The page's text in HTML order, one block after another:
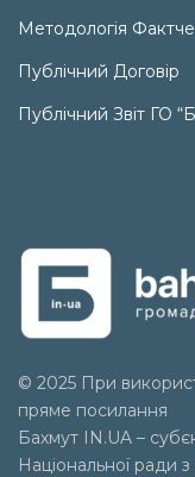
Методологія
Публічний Договір
Публічний Звіт ГО
© 2025 При
пряме посилання
Бахмут IN.UA –
Національної ради